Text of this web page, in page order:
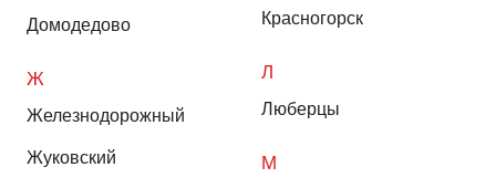
Домодедово
Ж
Железнодорожный
Жуковский
Красногорск
Л
Люберцы
М